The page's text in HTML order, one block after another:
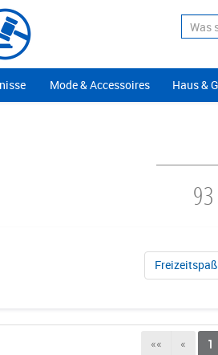
Suche
Mode & Accessoires Haus &
Freizeitspaß
«« « 1